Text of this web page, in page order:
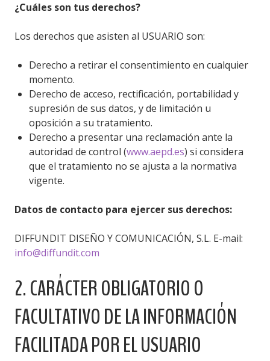
¿Cuáles son tus derechos?
Los derechos que asisten al USUARIO son:
Derecho a retirar el consentimiento en cualquier
momento.
Derecho de acceso, rectificación, portabilidad y
supresión de sus datos, y de limitación u
oposición a su tratamiento.
Derecho a presentar una reclamación ante la
autoridad de control (www.aepd.es) si considera
que el tratamiento no se ajusta a la normativa
vigente.
Datos de contacto para ejercer sus derechos:
DIFFUNDIT DISEÑO Y COMUNICACIÓN, S.L. E-mail:
info@diffundit.com
2. CARÁCTER OBLIGATORIO O
FACULTATIVO DE LA INFORMACIÓN
FACILITADA POR EL USUARIO